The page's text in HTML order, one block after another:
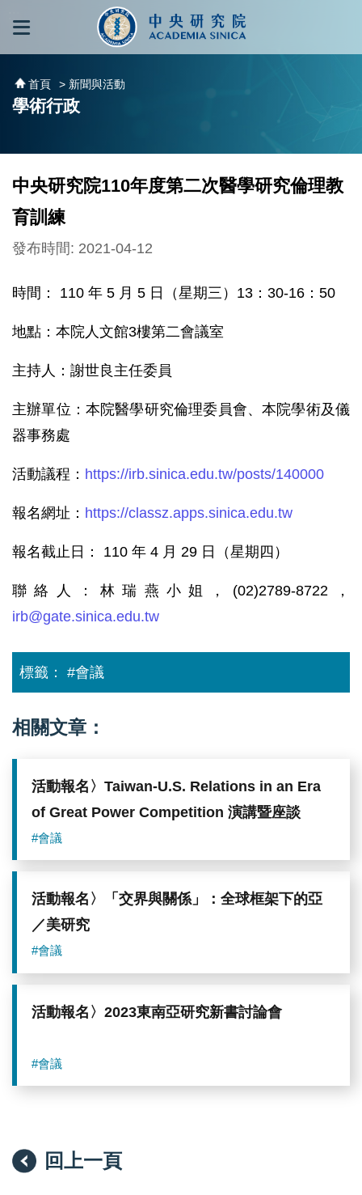
跳到主要內容區塊
首頁 > 新聞與活動
學術行政
中央研究院110年度第二次醫學研究倫理教
育訓練
發布時間: 2021-04-12
時間： 110 年 5 月 5 日（星期三）13：30-16：50
地點：本院人文館3樓第二會議室
主持人：謝世良主任委員
主辦單位：本院醫學研究倫理委員會、本院學術及儀
器事務處
活動議程： https://irb.sinica.edu.tw/posts/140000
報名網址： https://classz.apps.sinica.edu.tw
報名截止日： 110 年 4 月 29 日（星期四）
聯絡人：林瑞燕小姐，(02)2789-8722，
irb@gate.sinica.edu.tw
標籤： #會議
相關文章：
活動報名〉Taiwan-U.S. Relations in an Era
of Great Power Competition 演講暨座談
#會議
活動報名〉「交界與關係」：全球框架下的亞
／美研究
#會議
活動報名〉2023東南亞研究新書討論會
#會議
回上一頁